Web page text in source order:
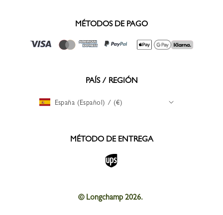
MÉTODOS DE PAGO
PAÍS / REGIÓN
España (Español) / (€)
MÉTODO DE ENTREGA
© Longchamp 2026.